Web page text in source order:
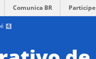
Comunica BR Participe
4